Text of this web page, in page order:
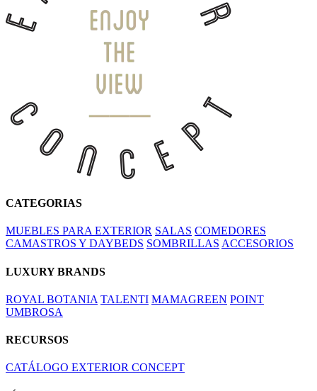
CATEGORIAS
MUEBLES PARA EXTERIOR SALAS COMEDORES
CAMASTROS Y DAYBEDS SOMBRILLAS ACCESORIOS
LUXURY BRANDS
ROYAL BOTANIA TALENTI MAMAGREEN POINT
UMBROSA
RECURSOS
CATÁLOGO EXTERIOR CONCEPT